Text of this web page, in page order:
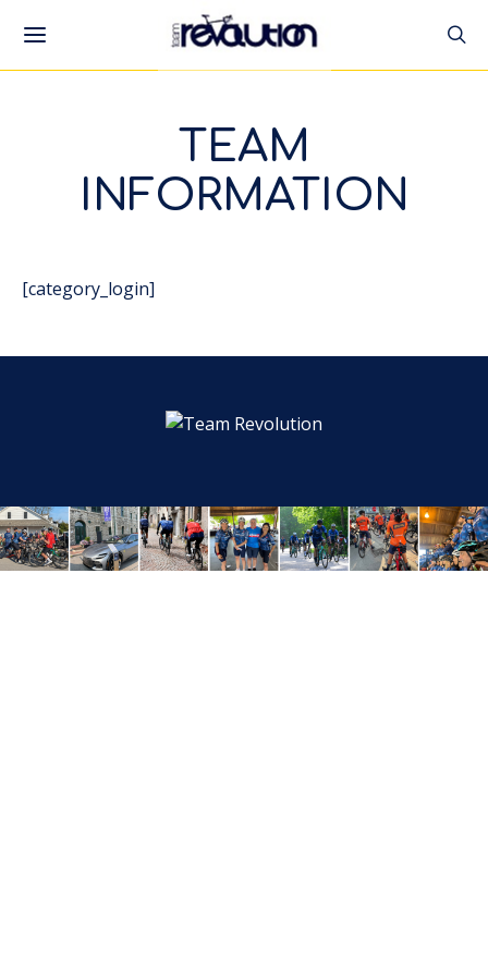
TEAM
INFORMATION
[category_login]